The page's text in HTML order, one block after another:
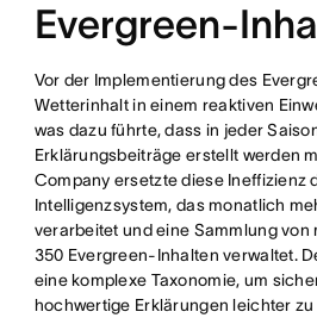
Evergreen-
Vor der Implementierung des
Wetterinhalt in einem reaktiven
was dazu führte, dass in jeder
Erklärungsbeiträge erstellt werden
Company ersetzte diese Ineffizienz
Intelligenzsystem, das monatlich
verarbeitet und eine Sammlung von
350 Evergreen-Inhalten verwaltet.
eine komplexe Taxonomie, um
hochwertige Erklärungen leichter